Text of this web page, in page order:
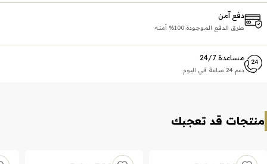
دفع آمن
طرق الدفع الموجودة 100% أمنه
مساعدة 24/7
دعم 24 ساعة في اليوم
منتجات قد تعجبك